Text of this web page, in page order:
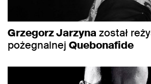
Grzegorz Jarzynazostał
pożegnalnej Quebonafide